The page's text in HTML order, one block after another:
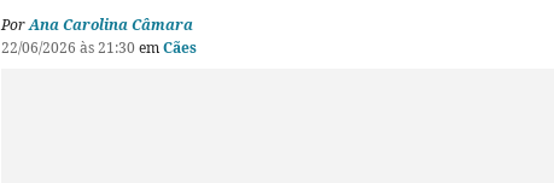
PorAna Carolina Câmara
22/06/2026 às 21:30 emCães